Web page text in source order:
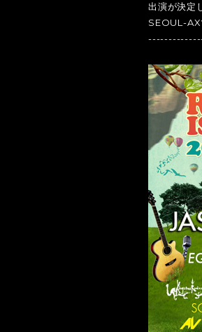
出演が決定
SEOUL-AX